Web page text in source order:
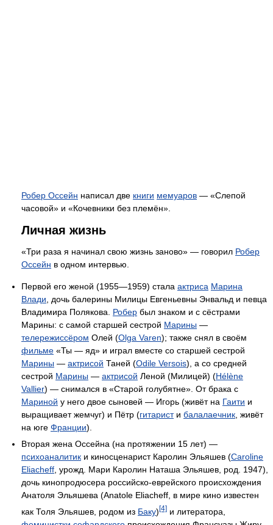
Робер Оссейн написал две книги мемуаров — «Слепой
часовой» и «Кочевники без племён».
Личная жизнь
«Три раза я начинал свою жизнь заново» — говорил Робер
Оссейн в одном интервью.
Первой его женой (1955—1959) стала актриса Марина
Влади , дочь балерины Милицы Евгеньевны Энвальд и певца
Владимира Полякова. Робер был знаком и с сёстрами
Марины: с самой старшей сестрой Марины —
телережиссёром Олей (Olga Varen); также снял в своём
фильме «Ты — яд» и играл вместе со старшей сестрой
Марины — актрисой Таней (Odile Versois), а со средней
сестрой Марины — актрисой Леной (Милицей) (Hélène
Vallier) — снимался в «Старой голубятне». От брака с
Мариной у него двое сыновей — Игорь (живёт на Гаити и
выращивает жемчуг) и Пётр (гитаристи балалаечник , живёт
на юге Франции).
Вторая жена Оссейна (на протяжении 15 лет) —
психоаналитик и киносценарист Каролин Эльяшев (Caroline
Eliacheff , урожд. Мари Каролин Наташа Эльяшев, род. 1947),
дочь кинопродюсера российско-еврейского происхождения
Анатоля Эльяшева (Anatole Eliacheff, в мире кино известен
как Толя Эльяшев, родом из Баку)[4] и литератора,